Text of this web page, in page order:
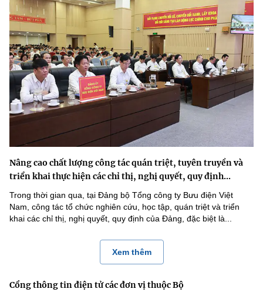
Nâng cao chất lượng công tác quán triệt, tuyên truyền và
triển khai thực hiện các chỉ thị, nghị quyết, quy định...
Trong thời gian qua, tại Đảng bộ Tổng công ty Bưu điện Việt
Nam, công tác tổ chức nghiên cứu, học tập, quán triệt và triển
khai các chỉ thị, nghị quyết, quy định của Đảng, đặc biệt là...
Xem thêm
Cổng thông tin điện tử các đơn vị thuộc Bộ